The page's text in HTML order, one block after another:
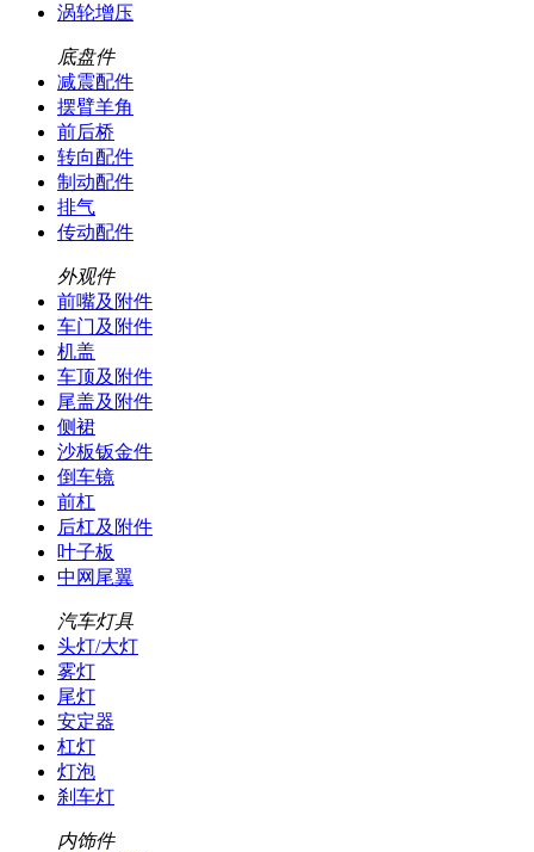
涡轮增压
底盘件
减震配件
摆臂羊角
前后桥
转向配件
制动配件
排气
传动配件
外观件
前嘴及附件
车门及附件
机盖
车顶及附件
尾盖及附件
侧裙
沙板钣金件
倒车镜
前杠
后杠及附件
叶子板
中网尾翼
汽车灯具
头灯/大灯
雾灯
尾灯
安定器
杠灯
灯泡
刹车灯
内饰件